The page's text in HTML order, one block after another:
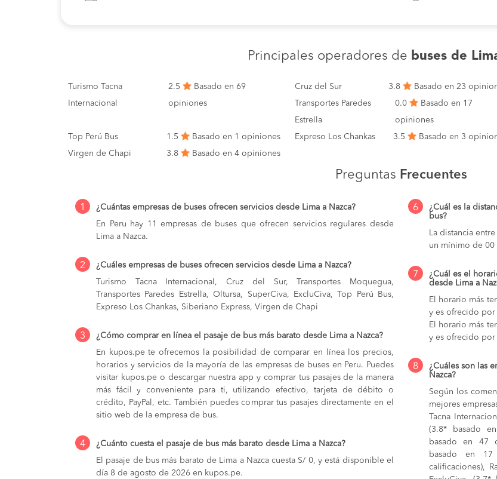
Principales operadores de buses de
Turismo Tacna
Internacional
2.5
Basado en 69
opiniones
Cruz del Sur 3.8 Basado en 23
Transportes Paredes
Estrella
0.0
Basado en 17
opiniones
Top Perú Bus
1.5 Basado en 1 opiniones Expreso Los Chankas 3.5 Basado en 3
Virgen de Chapi
3.8 Basado en 4 opiniones
Preguntas Frecuentes
1
¿Cuántas empresas de buses ofrecen servicios desde Lima a Nazca?
En Peru hay 11 empresas de buses que ofrecen servicios regulares desde
Lima a Nazca.
2
¿Cuáles empresas de buses ofrecen servicios desde Lima a Nazca?
Turismo Tacna Internacional, Cruz del Sur, Transportes Moquegua,
Transportes Paredes Estrella, Oltursa, SuperCiva, ExcluCiva, Top Perú Bus,
Expreso Los Chankas, Siberiano Express, Virgen de Chapi
3
¿Cómo comprar en línea el pasaje de bus más barato desde Lima a Nazca?
En kupos.pe te ofrecemos la posibilidad de comparar en línea los precios,
horarios y servicios de la mayoría de las empresas de buses en Peru. Puedes
visitar kupos.pe o descargar nuestra app y comprar tus pasajes de la manera
más fácil y conveniente para ti, utilizando efectivo, tarjeta de débito o
crédito, PayPal, etc. También puedes comprar tus pasajes directamente en el
sitio web de la empresa de bus.
4
¿Cuánto cuesta el pasaje de bus más barato desde Lima a Nazca?
El pasaje de bus más barato de Lima a Nazca cuesta S/ 0, y está disponible el
día 8 de agosto de 2026 en kupos.pe.
6
¿Cuál es la
bus?
La distancia
un mínimo de 00
7
¿Cuál es el
desde Lima a
El horario más
y es ofrecido por
El horario más
y es ofrecido
8
¿Cuáles son las
Nazca?
Según los
mejores
Tacna
(3.8* basado
basado en 47
basado en 17
calificaciones),